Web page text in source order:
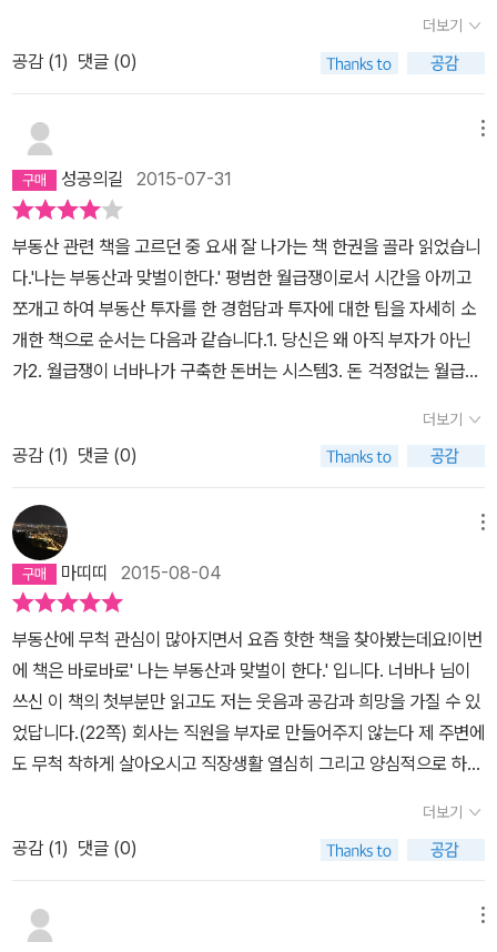
용이 늘어가게 되는데 이 비용을 나의 시간보다 아깝다는 마인드를
버려야만 한다. 전문가가 해야 효과적인 것은 전문가의 도움을 받는
게 낫고, 나는 이 벌어낸 시간으로 비용 이상을 창출하는 지식습득이
나, 투자 활동을 한다는 논리다. ​ 스스로를 진심으로 투자가라고 생
각해본 적은 없는 것 같다. 하지만, 이 책을 통해 나는 아마추어가 아
닌 진정한 투자가 되려면 어떻게 해야겠다는 최소한의 자세와 태도를
배웠다. 되는 사람은 아무리 어려운 시절이라도 직접 몸으로 뛰며 눈
으로 찾아내면서, 머리로 생각하면서 고정관념을 깰 방법을 시도해본
다. 우리는 우리가 당장 힘들다고 조금 시도 해보다가 이내 불가능이
라고 멋대로 단정짓는다. 그러나 되는 사람은 결국 시도 끝에 목표를
향해 가는 길을 찾아낸다. 나도 너바나님처럼 이런 끈기와 용기를 가
지고 앞으로 나아가고 여러 사람과 윈윈하는 존재가 될 수 있도록 노
미래 또한 현재의 모습과 달라질게 없을 것이다.---> 부동산 매입이
가장좋은 시기는 가장 무더울 때나 장마철, 그리고 크리스마스 ~ 음
은 너바나님께 열기를 식혀줄 시원한 바람을 불어 보내본다. 감사합
니다.(제네시스드림)
를 공부해야 겠다고 결심하게 됩니다. 직장생활을 하면서 각종 재테
크밀 투자 관련 책들을 읽으며 재테크 공부를 하게 됩니다 차곡 차곡
월급을 모아 3년후 종자돈 1500만원으로 보격적으로 투자를 하게
됩니다. 6년간 직장생활과 부동산 투자를 병행하면서 50채의 부동산
서 노후 걱정없는 직장 생활을 하고 있다고 하네요~너바나 작가님은
블로그와 카페에 육아와 재테크 노하우를 공개하고 있으며 직장인들
이 경제적으로 독립하여 행복한 가정생활과 직장생활을 병행 할 수
있도록 돕고 있습니다. 대단하다 라는 생각을 했습니다. 직장생활을
하면 집에오면 피곤 할텐데도 이에 굴하지 않고 노후를 위해 앞으로
의 미래를 위해 부동산투자를 했다는 점이 높이 살만했습니다.그리고
중요한 점은 처음부터 직장근처 자신이 잘 아는 부동산을 투자 했다
는 것이었습니다. 그러다가 점차적으로 멀리있는 부동산까지 투자하
게 되는 부동산 투자자가 됩니다. 바빠서 안돼~!! 시간이 없는데 어떻
되었습니다. 너바나 작가님의 실전 부동산 투자 이야기를 들으면 저
절로 아~ 이렇게 하면 되는 구나 ~!! 라는 노하루를 알려 주십니다.
직장인으로서 부동산 으로 성공하기는 쉬운 일이 아닙니다. 그러나
너바나 작가님은 자신은 투자 노하우를 잘한점과 아쉬웠던점등을 책
에 담아 읽는 독자로써 생생한 현장감이 저절로 전달 됩니다. [나는
부동산과 맞벌이 한다]를 통해 직장인들도 부동산 투자를 할 수 있다
는 점을 깊이 인식하고 희망을 가졌으면 좋겠다는 생각을 해봅니다.
더보기
공감 (1) 댓글 (0)
성공의길 2015-07-31
부동산 관련 책을 고르던 중 요새 잘 나가는 책 한권을 골라 읽었습니
다.'나는 부동산과 맞벌이한다.' 평범한 월급쟁이로서 시간을 아끼고
쪼개고 하여 부동산 투자를 한 경험담과 투자에 대한 팁을 자세히 소
개한 책으로 순서는 다음과 같습니다.1. 당신은 왜 아직 부자가 아닌
가2. 월급쟁이 너바나가 구축한 돈버는 시스템3. 돈 걱정없는 월급쟁
만으로는 가난에서 벗어날 수 없다. 그러나 엄청난 부자가 아니라 노
후에 일하지 않고, 여행다니면서 가족과 행복한 시간을 보내는 것이
라면,월급쟁이인 당신도 충분히 그 꿈을 이룰 수 있다.' 라고 말합니
다.돈버는 시스템을 저자는 이렇게 이루었습니다.'월급쟁이로서 소득
을 크게 늘리는 것이 불가능했던 내가 선택한 방법은 지출을 줄이는
것이었다.''초기에 투자한 부동산중 대부분은 월세를 가져다 주는 것
들이었다. 이를 통해 월세 500만원 이상의 수익이 창출되자 월급을
적금하는 시스템은 필요없게 되었다.''수익형 부동산으로는 30억 목
표가 어렵기 때문에, 시세차익형 부동산으로 눈을 돌렸다.'그리고 지
금은 월급쟁이이지만 월급보다도 더 많은 소득이 부동산을 통해 들어
온다고 합니다. 멋지지 않습니까?이 외에도 다양한 노하우와 사례들
로 책을 가득 채우고 있고, 거기에다가 우리의 그릇을 키워줄 수 있도
록, 부동산을 투자하면서 느낀 점도 상세히 기록되어 있어 좋았던 책
같습니다.이런 책 한권 한권을 통해 받아들인 지식들이 내 유전자 깊
더보기
공감 (1) 댓글 (0)
마띠띠 2015-08-04
부동산에 무척 관심이 많아지면서 요즘 핫한 책을 찾아봤는데요!이번
에 책은 바로바로' 나는 부동산과 맞벌이 한다.' 입니다. 너바나 님이
쓰신 이 책의 첫부분만 읽고도 저는 웃음과 공감과 희망을 가질 수 있
었답니다.(22쪽) 회사는 직원을 부자로 만들어주지 않는다 제 주변에
도 무척 착하게 살아오시고 직장생활 열심히 그리고 양심적으로 하신
지만, 그리고 그렇게 사는 삶이 나쁘다고 할 수 없지만,아이들도 커가
고 비싸지는 전세 때문에 여러곳을 이사하신다는 이야기를 듣고 얼마
나 힘드셨을까 하는 생각이 들었습니다.그 분은 참 좋으시고 나처럼
낭비도 하시지 않는데...왜 여러 집들을 이사다니셔야 했을까요?그리
더보기
공감 (1) 댓글 (0)